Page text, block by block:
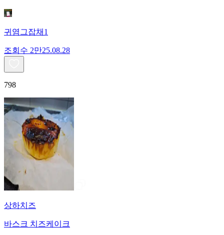
귀염그잡채1
조회수 2만25.08.28
798
상하치즈
바스크 치즈케이크